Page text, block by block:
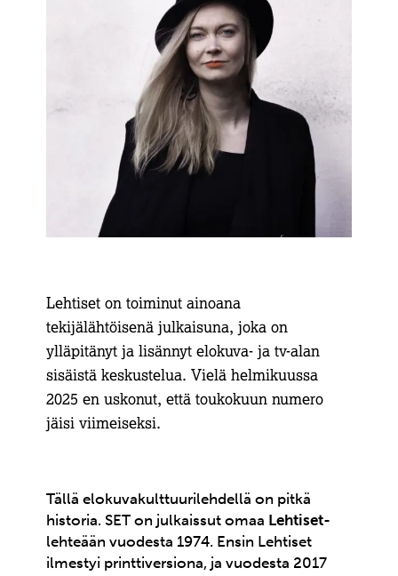
Lehtiset on toiminut ainoana
tekijälähtöisenä julkaisuna, joka on
ylläpitänyt ja lisännyt elokuva- ja tv-alan
sisäistä keskustelua. Vielä helmikuussa
2025 en uskonut, että toukokuun numero
jäisi viimeiseksi.
Tällä elokuvakulttuurilehdellä on pitkä
historia. SET on julkaissut omaa Lehtiset-
lehteään vuodesta 1974. Ensin Lehtiset
ilmestyi printtiversiona, ja vuodesta 2017